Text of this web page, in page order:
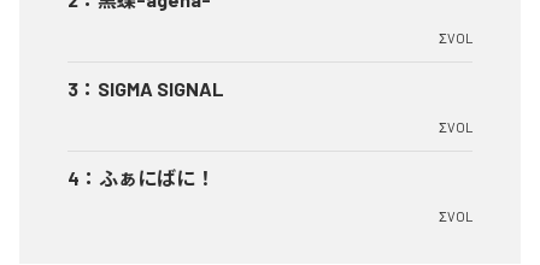
ΣVOL
3 ： SIGMA SIGNAL
ΣVOL
4 ： ふぁにばに！
ΣVOL